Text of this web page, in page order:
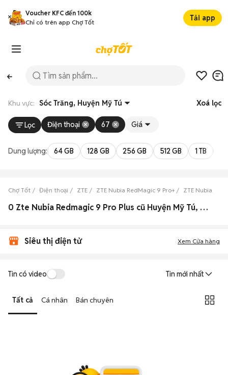
Voucher KFC đến 100k
Chỉ có trên app Chợ Tốt
Tải app
Khu vực: Sóc Trăng, Huyện Mỹ Tú Xoá lọc
Lọc Điện thoại 67 Giá
Dung lượng: 64 GB 128 GB 256 GB 512 GB 1 TB
Chợ Tốt Điện thoại ZTE ZTE Nubia RedMagic 9 Pro+ ZTE Nubia
0 Zte Nubia Redmagic 9 Pro Plus cũ Huyện Mỹ Tú, Sóc Trăng đẹp
Siêu thị điện tử Xem Cửa hàng
Tin có video Tin mới nhất
Tất cả Cá nhân Bán chuyên